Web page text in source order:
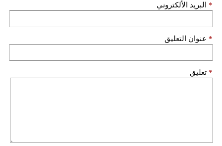
تعليم
البريد الألكتروني *
عنوان التعليق *
تعليق *